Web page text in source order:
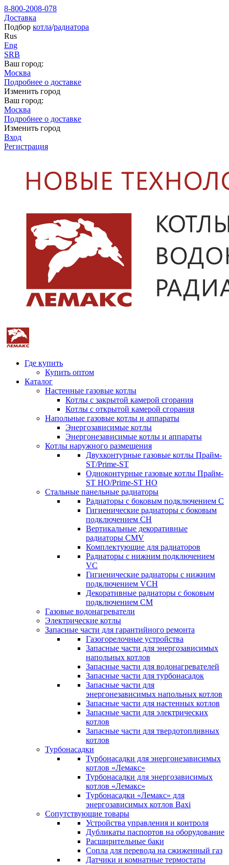
8-800-2008-078
Доставка
Подбор котла/радиатора
Rus
Eng
SRB
Ваш город:
Москва
Подробнее о доставке
Изменить город
Ваш город:
Москва
Подробнее о доставке
Изменить город
Вход
Регистрация
Где купить
Купить оптом
Каталог
Настенные газовые котлы
Котлы с закрытой камерой сгорания
Котлы с открытой камерой сгорания
Напольные газовые котлы и аппараты
Энергозависимые котлы
Энергонезависимые котлы и аппараты
Котлы наружного размещения
Двухконтурные газовые котлы Прайм-
ST/Prime-ST
Одноконтурные газовые котлы Прайм-
ST HO/Prime-ST HO
Стальные панельные радиаторы
Радиаторы c боковым подключением C
Гигиенические радиаторы c боковым
подключением CH
Вертикальные декоративные
радиаторы CMV
Комплектующие для радиаторов
Радиаторы c нижним подключением
VC
Гигиенические радиаторы c нижним
подключением VCH
Декоративные радиаторы с боковым
подключением CM
Газовые водонагреватели
Электрические котлы
Запасные части для гарантийного ремонта
Газогорелочные устройства
Запасные части для энергозависимых
напольных котлов
Запасные части для водонагревателей
Запасные части для турбонасадок
Запасные части для
энергонезависимых напольных котлов
Запасные части для настенных котлов
Запасные части для электрических
котлов
Запасные части для твердотопливных
котлов
Турбонасадки
Турбонасадки для энергонезависимых
котлов «Лемакс»
Турбонасадки для энергозависимых
котлов «Лемакс»
Турбонасадки «Лемакс» для
энергозависимых котлов Baxi
Сопутствующие товары
Устройства управления и контроля
Дубликаты паспортов на оборудование
Расширительные баки
Сопла для перевода на сжиженный газ
Датчики и комнатные термостаты